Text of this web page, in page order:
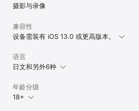
摄影与录像
兼容性
设备需装有 iOS 13.0 或更高版本。
语言
日文和另外6种
年龄分级
18+